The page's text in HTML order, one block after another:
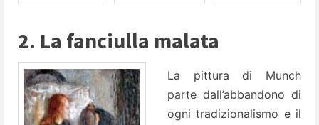
2. La fanciulla malata
La pittura di Munch
parte dall’abbandono di
ogni tradizionalismo e il